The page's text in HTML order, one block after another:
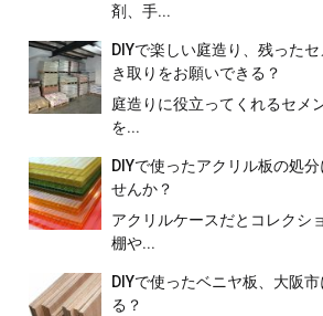
剤、手...
DIYで楽しい庭造り、残ったセ
き取りをお願いできる？
庭造りに役立ってくれるセメ
を...
DIYで使ったアクリル板の処
せんか？
アクリルケースだとコレクシ
棚や...
DIYで使ったベニヤ板、大阪
る？